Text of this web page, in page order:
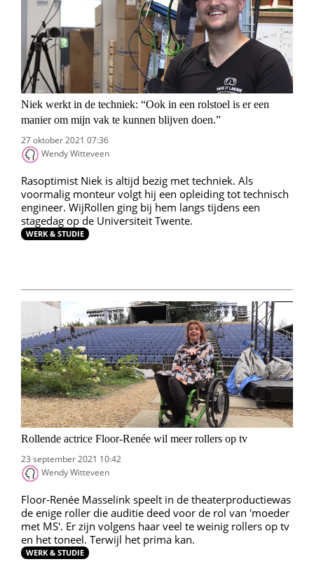
Niek werkt in de techniek: “Ook in een rolstoel is er een
manier om mijn vak te kunnen blijven doen.”
27 oktober 2021 07:36
Wendy Witteveen
Rasoptimist Niek is altijd bezig met techniek. Als
voormalig monteur volgt hij een opleiding tot technisch
engineer. WijRollen ging bij hem langs tijdens een
stagedag op de Universiteit Twente.
WERK & STUDIE
Rollende actrice Floor-Renée wil meer rollers op tv
23 september 2021 10:42
Wendy Witteveen
Floor-Renée Masselink speelt in de theaterproductiewas
de enige roller die auditie deed voor de rol van 'moeder
met MS'. Er zijn volgens haar veel te weinig rollers op tv
en het toneel. Terwijl het prima kan.
WERK & STUDIE